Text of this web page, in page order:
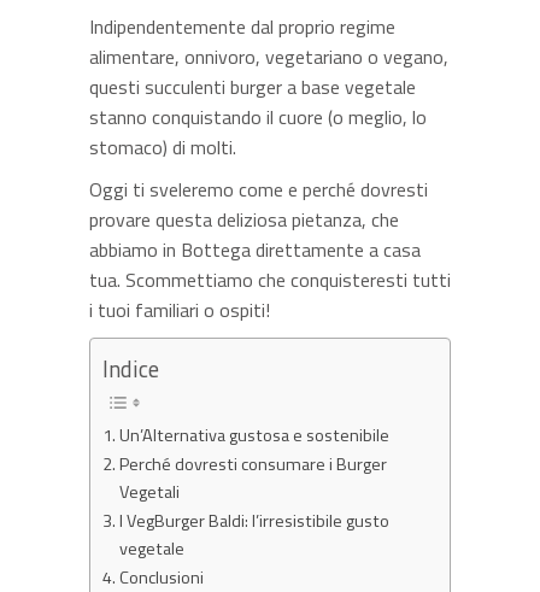
Indipendentemente dal proprio regime
alimentare, onnivoro, vegetariano o vegano,
questi succulenti burger a base vegetale
stanno conquistando il cuore (o meglio, lo
stomaco) di molti.
Oggi ti sveleremo come e perché dovresti
provare questa deliziosa pietanza, che
abbiamo in Bottega direttamente a casa
tua. Scommettiamo che conquisteresti tutti
i tuoi familiari o ospiti!
Indice
Un’Alternativa gustosa e sostenibile
Perché dovresti consumare i Burger
Vegetali
I VegBurger Baldi: l’irresistibile gusto
vegetale
Conclusioni